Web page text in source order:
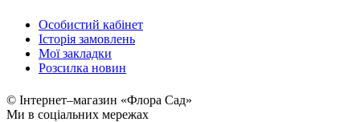
Особистий кабінет
Історія замовлень
Мої закладки
Розсилка новин
© Інтернет–магазин «Флора Сад»
Ми в соціальних мережах